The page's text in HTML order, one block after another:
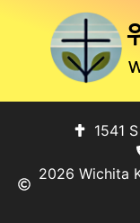
1541
2026 Wichita